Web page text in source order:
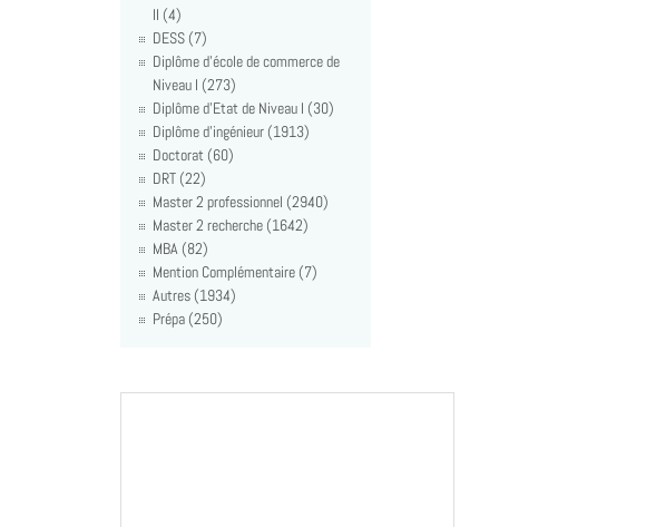
II (4)
DESS (7)
Diplôme d'école de commerce de
Niveau I (273)
Diplôme d'Etat de Niveau I (30)
Diplôme d'ingénieur (1913)
Doctorat (60)
DRT (22)
Master 2 professionnel (2940)
Master 2 recherche (1642)
MBA (82)
Mention Complémentaire (7)
Autres (1934)
Prépa (250)